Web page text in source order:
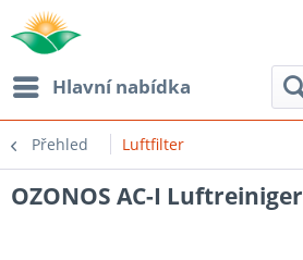
Hlavní nabídka
Přehled Luftfilter
OZONOS AC-I Luftreiniger